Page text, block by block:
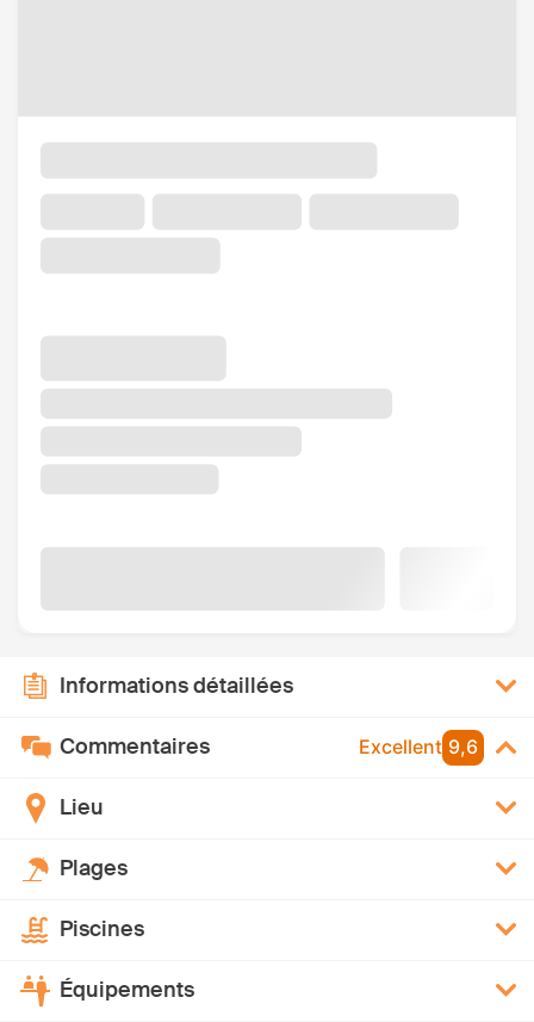
Informations détaillées
Commentaires Excellent 9,6
Lieu
Plages
Piscines
Équipements